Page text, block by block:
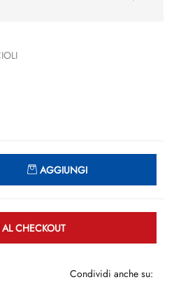
AGGIUNGI
CHECKOUT
Condividi anche su: